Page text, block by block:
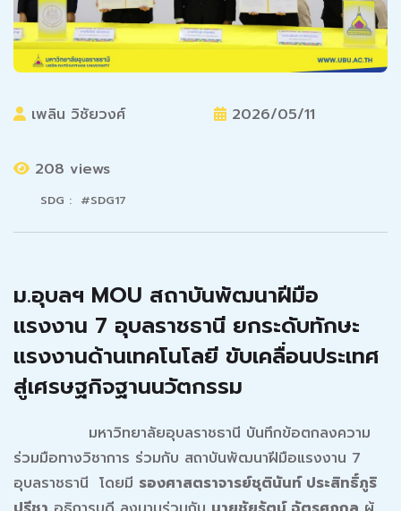
เพลิน วิชัยวงศ์ 2026/05/11
208 views
SDG : #SDG17
ม.อุบลฯ MOU สถาบันพัฒนาฝีมือ
แรงงาน 7 อุบลราชธานี ยกระดับทักษะ
แรงงานด้านเทคโนโลยี ขับเคลื่อนประเทศ
สู่เศรษฐกิจฐานนวัตกรรม
มหาวิทยาลัยอุบลราชธานี บันทึกข้อตกลงความ
ร่วมมือทางวิชาการ ร่วมกับ สถาบันพัฒนาฝีมือแรงงาน 7
อุบลราชธานี โดยมี รองศาสตราจารย์ชุตินันท์ ประสิทธิ์ภูริ